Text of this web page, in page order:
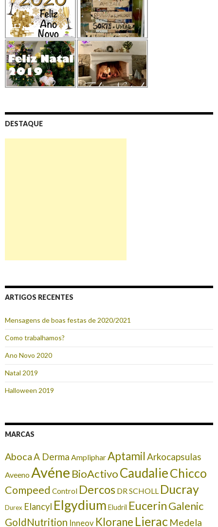
DESTAQUE
ARTIGOS RECENTES
Mensagens de boas festas de 2020/2021
Como trabalhamos?
Ano Novo 2020
Natal 2019
Halloween 2019
MARCAS
AbocaA Derma AmplipharAptamil Arkocapsulas
AveenoAvéne BioActivoCaudalieChicco
Compeed Control Dercos DR SCHOLL Ducray
Durex Elancyl Elgydium Eludril EucerinGalenic
GoldNutrition Inneov Klorane Lierac Medela